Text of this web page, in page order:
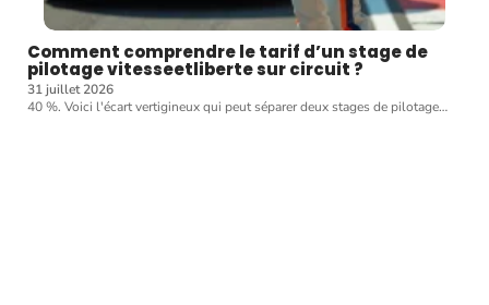
Comment comprendre le tarif d’un stage de
pilotage vitesseetliberte sur circuit ?
31 juillet 2026
40 %. Voici l'écart vertigineux qui peut séparer deux stages de pilotage…